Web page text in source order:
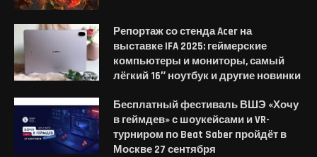
Репортаж со стенда Acer на
выставке IFA 2025: геймерские
компьютеры и мониторы, самый
лёгкий 16″ ноутбук и другие новинки
Бесплатный фестиваль ВШЭ «Хочу
в геймдев» с шоукейсами и VR-
турниром по Beat Saber пройдёт в
Москве 27 сентября